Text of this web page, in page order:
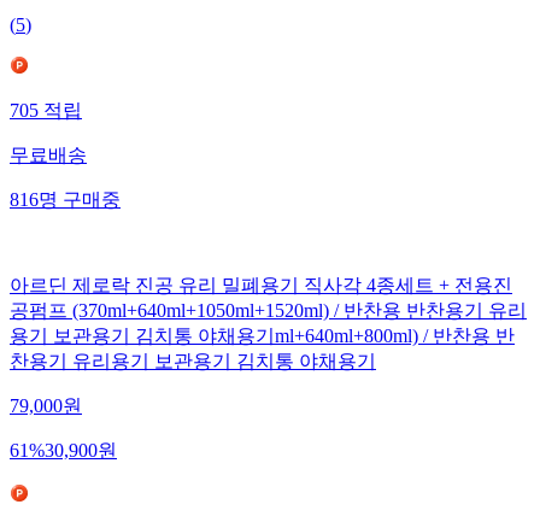
(5)
705적립
무료배송
816명구매중
아르딘 제로락 진공 유리 밀폐용기 직사각 4종세트 + 전용진
공펌프 (370ml+640ml+1050ml+1520ml) / 반찬용 반찬용기 유리
용기 보관용기 김치통 야채용기ml+640ml+800ml) / 반찬용 반
찬용기 유리용기 보관용기 김치통 야채용기
79,000원
61%30,900원